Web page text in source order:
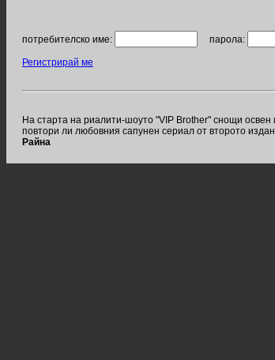
потребителско име: парола:
Регистрирай ме
На старта на риалити-шоуто "VIP Brother" снощи
повтори ли любовния сапунен сериал от второто
Райна